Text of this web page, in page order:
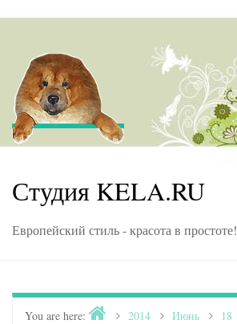
Студия KELA.RU
Европейский стиль - красота в простоте!
You are here: Home2014 Июнь 18